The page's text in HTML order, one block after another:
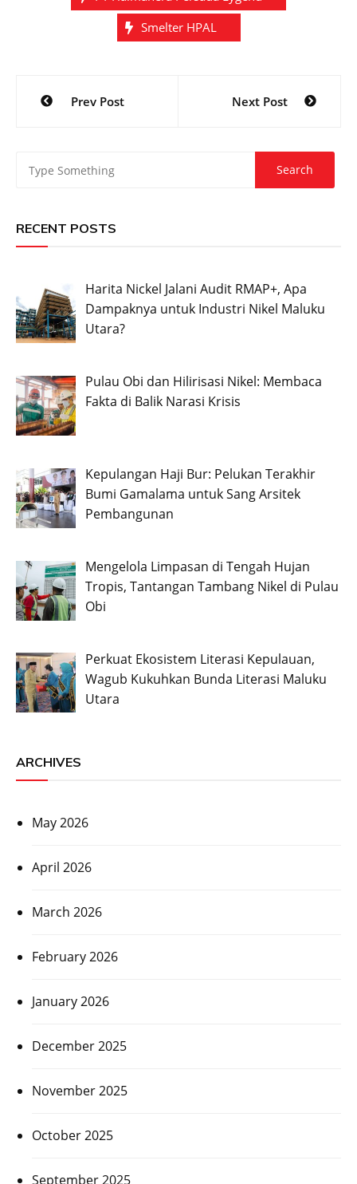
Smelter HPAL
Post
navigation
Prev Post Next Post
RECENT POSTS
Harita Nickel Jalani Audit RMAP+, Apa
Dampaknya untuk Industri Nikel Maluku
Utara?
Pulau Obi dan Hilirisasi Nikel: Membaca
Fakta di Balik Narasi Krisis
Kepulangan Haji Bur: Pelukan Terakhir
Bumi Gamalama untuk Sang Arsitek
Pembangunan
Mengelola Limpasan di Tengah Hujan
Tropis, Tantangan Tambang Nikel di Pulau
Obi
Perkuat Ekosistem Literasi Kepulauan,
Wagub Kukuhkan Bunda Literasi Maluku
Utara
ARCHIVES
May 2026
April 2026
March 2026
February 2026
January 2026
December 2025
November 2025
October 2025
September 2025